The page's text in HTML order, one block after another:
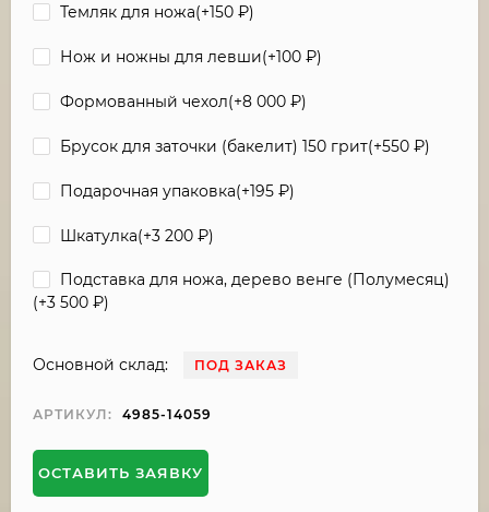
Темляк для ножа(+150 ₽)
Нож и ножны для левши(+100 ₽)
Формованный чехол(+8 000 ₽)
Брусок для заточки (бакелит) 150 грит(+550 ₽)
Подарочная упаковка(+195 ₽)
Шкатулка(+3 200 ₽)
Подставка для ножа, дерево венге (Полумесяц)
(+3 500 ₽)
Основной склад: ПОД ЗАКАЗ
АРТИКУЛ: 4985-14059
ОСТАВИТЬ ЗАЯВКУ